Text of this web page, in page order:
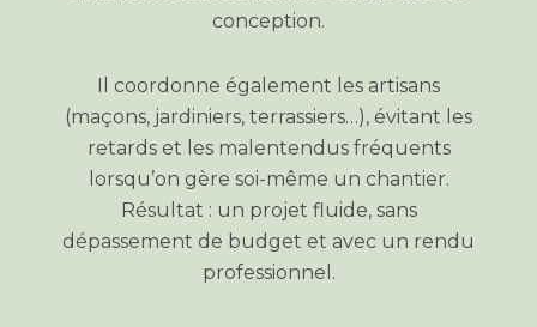
conception.
Il coordonne également les artisans
(maçons, jardiniers, terrassiers…), évitant les
retards et les malentendus fréquents
lorsqu’on gère soi-même un chantier.
Résultat : un projet fluide, sans
dépassement de budget et avec un rendu
professionnel.